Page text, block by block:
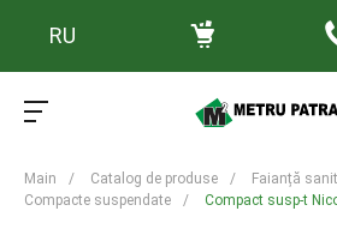
RU
Main / Catalog de produse / Faianță
Compacte suspendate
/ Compact susp-t